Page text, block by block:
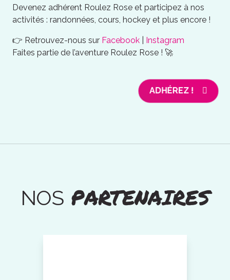
Devenez adhérent Roulez Rose et participez à nos
activités : randonnées, cours, hockey et plus encore !
👉 Retrouvez-nous sur Facebook
Instagram
Faites partie de l’aventure Roulez Rose ! 🚀
ADHÉREZ !
NOSPARTENAIRES